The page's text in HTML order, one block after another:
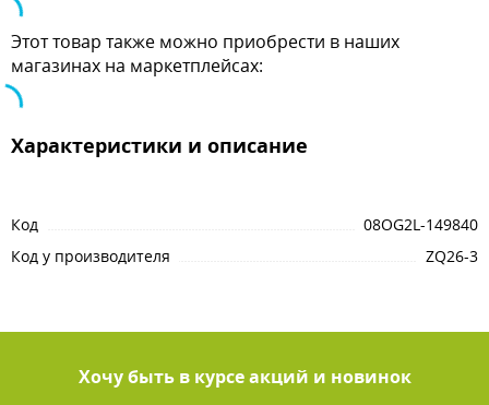
Этот товар также можно приобрести в наших
магазинах на маркетплейсах:
Характеристики и описание
Код
08OG2L-149840
Код у производителя
ZQ26-3
Хочу быть в курсе акций и новинок